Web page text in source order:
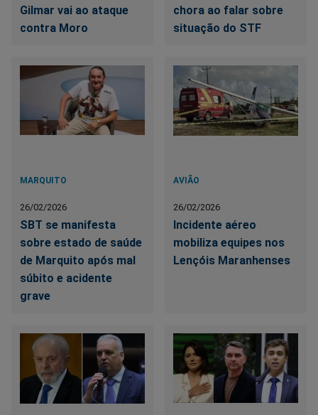
Gilmar vai ao ataque
contra Moro
chora ao falar sobre
situação do STF
MARQUITO
26/02/2026
SBT se manifesta
sobre estado de saúde
de Marquito após mal
súbito e acidente
grave
AVIÃO
26/02/2026
Incidente aéreo
mobiliza equipes nos
Lençóis Maranhenses